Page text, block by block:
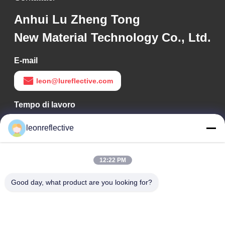
Anhui Lu Zheng Tong
New Material Technology Co., Ltd.
E-mail
leon@lureflective.com
Tempo di lavoro
9:00-18:00
Il nostro indirizzo
zona ad alta tecnologia, Hefei, Anhui, Cina
leonreflective
12:22 PM
Good day, what product are you looking for?